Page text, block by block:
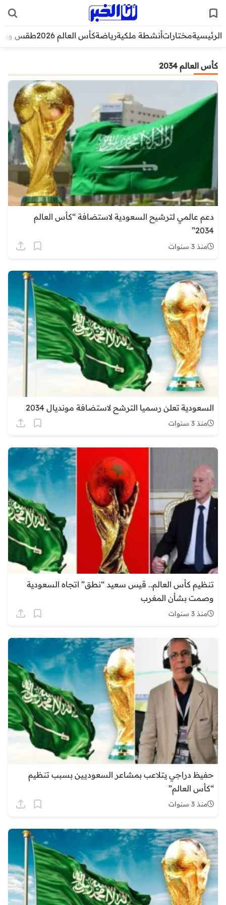
الرئيسيةمختاراتأنشطة ملكيةرياضةكأس العالم 2026 طقس
كأس العالم 2034
دعم عالمي لترشيح السعودية لاستضافة “كأس العالم
2034”
منذ 3 سنوات
السعودية تعلن رسميا الترشح لاستضافة مونديال 2034
منذ 3 سنوات
تنظيم كأس العالم.. قيس سعيد “نطق” اتجاه السعودية
وصمت بشأن المغرب
منذ 3 سنوات
حفيظ دراجي يتلاعب بمشاعر السعوديين بسبب تنظيم
“كأس العالم”
منذ 3 سنوات